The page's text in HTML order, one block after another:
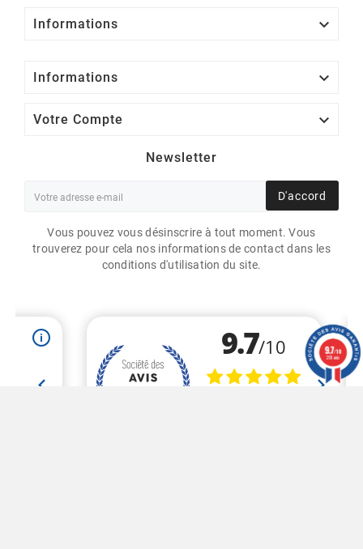
CONSTELLATION SNOW
INTRECCIO MANTER /
BOBINE ÉCHENILLÉE DE
1000 ÉTIQUETTES GS
24,75 €
27,50 €
Informations 
Informations 
Votre Compte 
Newsletter
D'accord
Vous pouvez vous désinscrire à tout moment. Vous
trouverez pour cela nos informations de contact dans les
conditions d'utilisation du site.
9.7/10
201 avis